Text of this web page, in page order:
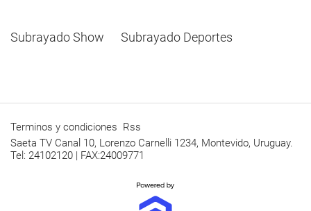
Subrayado Show Subrayado Deportes
Terminos y condiciones Rss
Saeta TV Canal 10, Lorenzo Carnelli 1234, Montevido, Uruguay.
Tel: 24102120 | FAX:24009771